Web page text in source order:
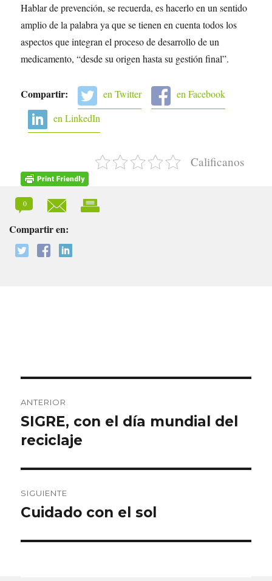
Hablar de prevención, se recuerda, es hacerlo en un sentido
amplio de la palabra ya que se tienen en cuenta todos los
aspectos que integran el proceso de desarrollo de un
medicamento, “desde su origen hasta su gestión final”.
Compartir: en Twitter
en Facebook
en LinkedIn
Calificanos
0
Compartir en:
de
entradas
ANTERIOR
Entrada
anterior:
SIGRE, con el día mundial del
reciclaje
SIGUIENTE
Entrada
Cuidado con el sol